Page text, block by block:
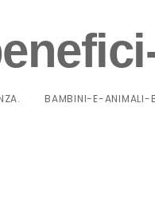
BAMBINI-E-ANIMALI-